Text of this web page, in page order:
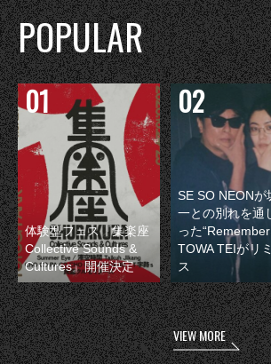
POPULAR
体験型フェス『集楽座
Collective Sounds &
Cultures』開催決定
SE SO NEONが
一との別れを通
った
TOWA TEIがリ
ス
VIEW MORE